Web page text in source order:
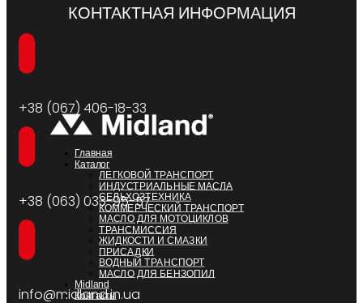
КОНТАКТНАЯ ИНФОРМАЦИЯ
+38 (067) 406-18-33
+38 (063) 033-95-57
info@midland.in.ua
Главная
Каталог
ЛЕГКОВОЙ ТРАНСПОРТ
ИНДУСТРИАЛЬНЫЕ МАСЛА
СЕЛЬХОЗТЕХНИКА
КОММЕРЧЕСКИЙ ТРАНСПОРТ
МАСЛО ДЛЯ МОТОЦИКЛОВ
ТРАНСМИССИЯ
ЖИДКОСТИ И СМАЗКИ
ПРИСАДКИ
ВОДНЫЙ ТРАНСПОРТ
МАСЛО ДЛЯ БЕНЗОПИЛ
Midland
Контакты